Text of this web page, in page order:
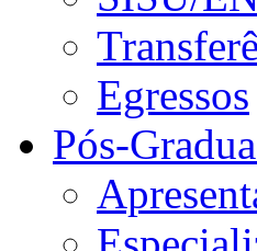
Egressos
Pós-